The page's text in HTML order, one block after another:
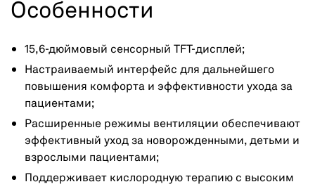
Особенности
15,6-дюймовый сенсорный TFT-дисплей;
Настраиваемый интерфейс для дальнейшего
повышения комфорта и эффективности ухода за
пациентами;
Расширенные режимы вентиляции обеспечивают
эффективный уход за новорожденными, детьми и
взрослыми пациентами;
Поддерживает кислородную терапию с высоким